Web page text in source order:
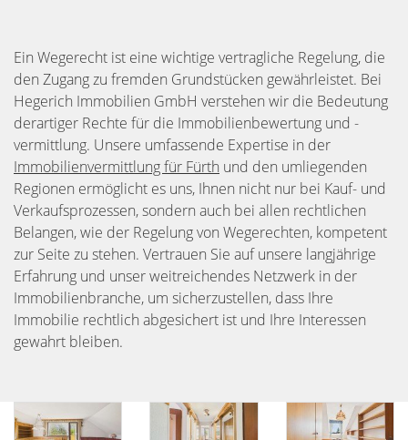
Ein Wegerecht ist eine wichtige vertragliche Regelung, die
den Zugang zu fremden Grundstücken gewährleistet. Bei
Hegerich Immobilien GmbH verstehen wir die Bedeutung
derartiger Rechte für die Immobilienbewertung und -
vermittlung. Unsere umfassende Expertise in der
Immobilienvermittlung für Fürth und den umliegenden
Regionen ermöglicht es uns, Ihnen nicht nur bei Kauf- und
Verkaufsprozessen, sondern auch bei allen rechtlichen
Belangen, wie der Regelung von Wegerechten, kompetent
zur Seite zu stehen. Vertrauen Sie auf unsere langjährige
Erfahrung und unser weitreichendes Netzwerk in der
Immobilienbranche, um sicherzustellen, dass Ihre
Immobilie rechtlich abgesichert ist und Ihre Interessen
gewahrt bleiben.